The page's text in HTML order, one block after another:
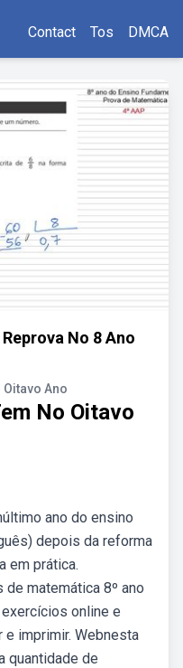
Contact Tos DMCA
No 8 Ano
Oitavo Ano
No Oitavo
ano do ensino
depois da reforma
em prática.
matemática 8º ano
online e
imprimir. Webnesta
quantidade de